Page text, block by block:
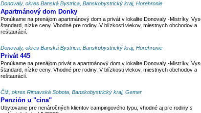
Donovaly, okres Banská Bystrica, Banskobystrický kraj, Horehronie
Apartmánový dom Donky
Ponúkame na prenájom apartmánový dom a privát v lokalite Donovaly -Mistríky.
štandard, nízke ceny. Vhodné pre rodiny. V blízkosti vlekov, miestnych obchodov a
reštaurácií.
Donovaly, okres Banská Bystrica, Banskobystrický kraj, Horehronie
Privát 445
Ponúkame na prenájom privát a apartmánový dom v lokalite Donovaly -Mistríky.
štandard, nízke ceny. Vhodné pre rodiny. V blízkosti vlekov, miestnych obchodov a
reštaurácií.
Číž, okres Rimavská Sobota, Banskobystrický kraj, Gemer
Penzión u "cina"
Ubytovanie pre nenáročných klientov campingového typu, vhodné aj pre rodiny s